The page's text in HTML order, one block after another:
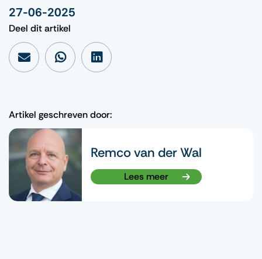
27-06-2025
Deel dit artikel
Artikel geschreven door:
Remco van der Wal
Lees meer